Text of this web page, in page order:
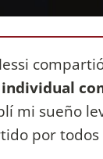
mi sueño
por